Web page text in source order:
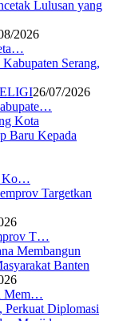
2026
26/07/2026
Ko…
T…
Mem…